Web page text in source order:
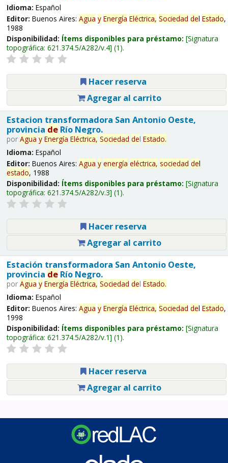
Idioma: Español
Editor: Buenos Aires: Agua y Energía Eléctrica, Sociedad del Estado,
1988
Disponibilidad: Ítems disponibles para préstamo: Signatura
topográfica: 621.374.5/A282/v.4 (1).
Hacer reserva
Agregar al carrito
Estacion transformadora San Antonio Oeste,
provincia deRío Negro.
por Agua y Energía Eléctrica, Sociedad del Estado.
Idioma: Español
Editor: Buenos Aires: Agua y energía eléctrica, sociedad del
estado, 1988
Disponibilidad: Ítems disponibles para préstamo: Signatura
topográfica: 621.374.5/A282/v.3 (1).
Hacer reserva
Agregar al carrito
Estación transformadora San Antonio Oeste,
provincia deRío Negro.
por Agua y Energía Eléctrica, Sociedad del Estado.
Idioma: Español
Editor: Buenos Aires: Agua y Energía Eléctrica, Sociedad del Estado,
1998
Disponibilidad: Ítems disponibles para préstamo: Signatura
topográfica: 621.374.5/A282/v.1 (1).
Hacer reserva
Agregar al carrito